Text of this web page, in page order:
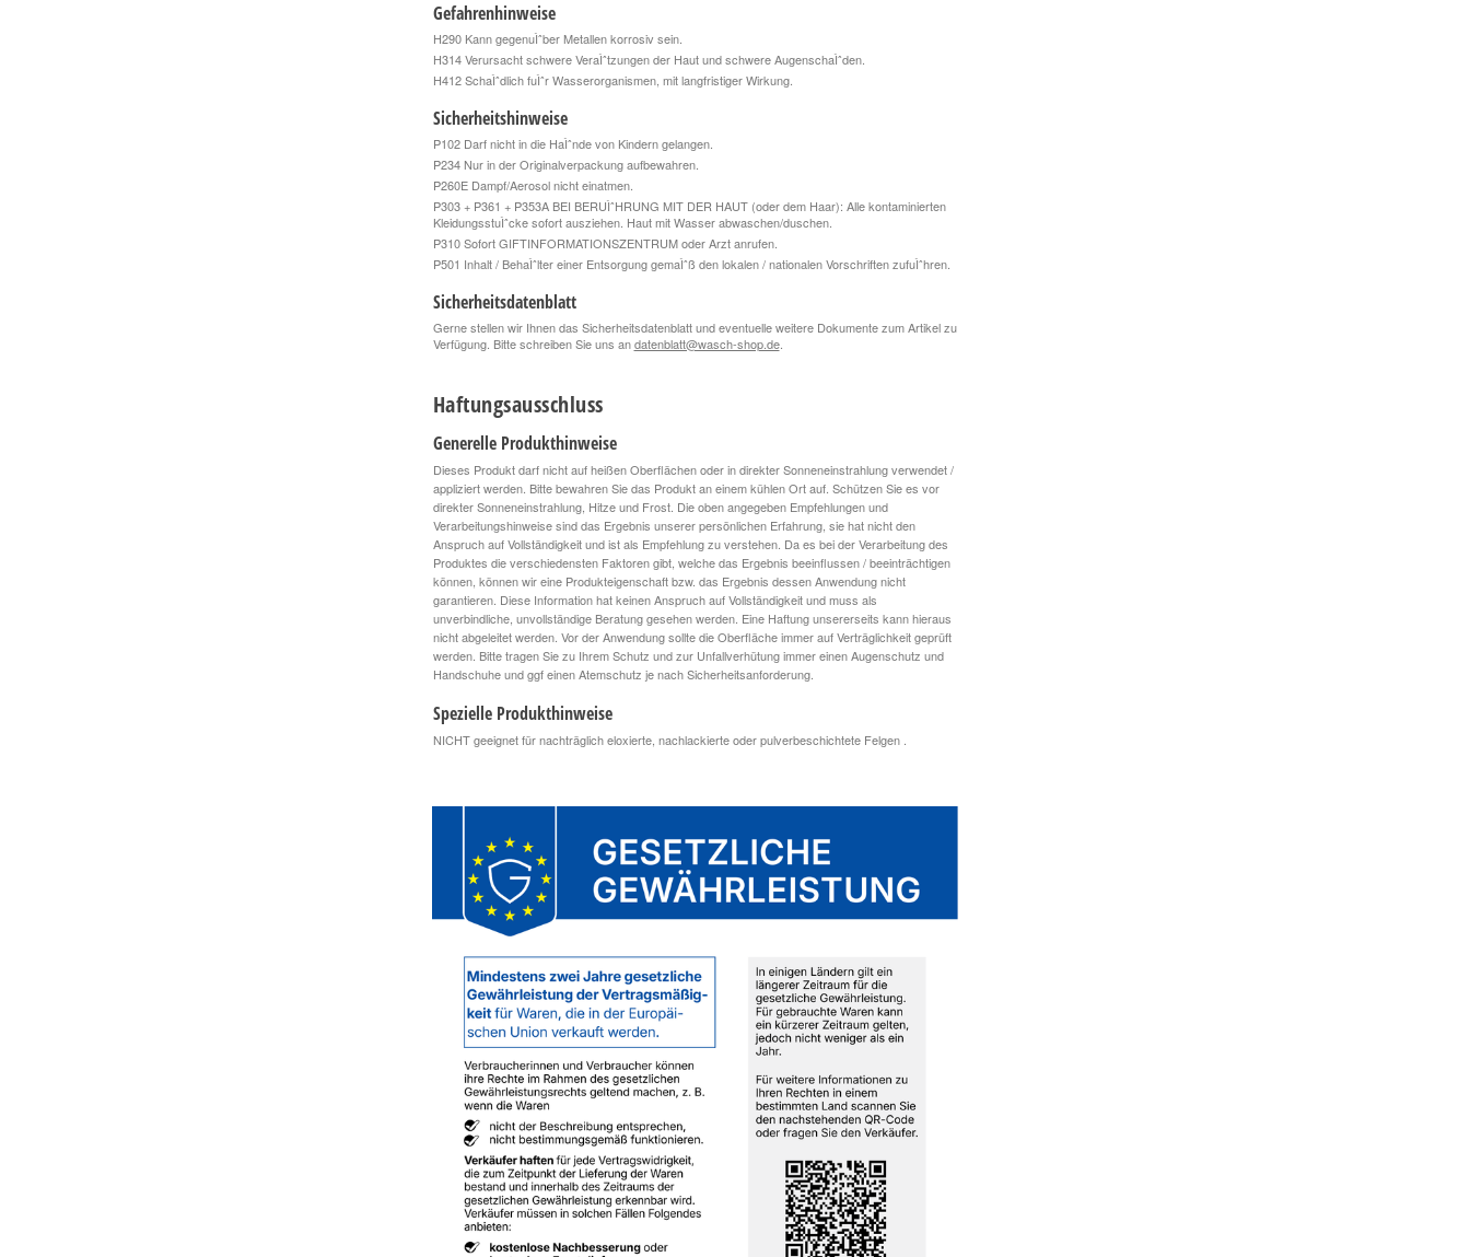
Gefahrenhinweise
H290 Kann gegenuÌˆber Metallen korrosiv sein.
H314 Verursacht schwere VeraÌˆtzungen der Haut und schwere AugenschaÌˆden.
H412 SchaÌˆdlich fuÌˆr Wasserorganismen, mit langfristiger Wirkung.
Sicherheitshinweise
P102 Darf nicht in die HaÌˆnde von Kindern gelangen.
P234 Nur in der Originalverpackung aufbewahren.
P260E Dampf/Aerosol nicht einatmen.
P303 + P361 + P353A BEI BERUÌˆHRUNG MIT DER HAUT (oder dem Haar): Alle kontaminierten
KleidungsstuÌˆcke sofort ausziehen. Haut mit Wasser abwaschen/duschen.
P310 Sofort GIFTINFORMATIONSZENTRUM oder Arzt anrufen.
P501 Inhalt / BehaÌˆlter einer Entsorgung gemaÌˆß den lokalen / nationalen Vorschriften zufuÌˆhren.
Sicherheitsdatenblatt
Gerne stellen wir Ihnen das Sicherheitsdatenblatt und eventuelle weitere Dokumente zum Artikel zu
Verfügung. Bitte schreiben Sie uns andatenblatt@wasch-shop.de.
Haftungsausschluss
Generelle Produkthinweise
Dieses Produkt darf nicht auf heißen Oberflächen oder in direkter Sonneneinstrahlung verwendet /
appliziert werden. Bitte bewahren Sie das Produkt an einem kühlen Ort auf. Schützen Sie es vor
direkter Sonneneinstrahlung, Hitze und Frost. Die oben angegeben Empfehlungen und
Verarbeitungshinweise sind das Ergebnis unserer persönlichen Erfahrung, sie hat nicht den
Anspruch auf Vollständigkeit und ist als Empfehlung zu verstehen. Da es bei der Verarbeitung des
Produktes die verschiedensten Faktoren gibt, welche das Ergebnis beeinflussen / beeinträchtigen
können, können wir eine Produkteigenschaft bzw. das Ergebnis dessen Anwendung nicht
garantieren. Diese Information hat keinen Anspruch auf Vollständigkeit und muss als
unverbindliche, unvollständige Beratung gesehen werden. Eine Haftung unsererseits kann hieraus
nicht abgeleitet werden. Vor der Anwendung sollte die Oberfläche immer auf Verträglichkeit geprüft
werden. Bitte tragen Sie zu Ihrem Schutz und zur Unfallverhütung immer einen Augenschutz und
Handschuhe und ggf einen Atemschutz je nach Sicherheitsanforderung.
Spezielle Produkthinweise
NICHT geeignet für nachträglich eloxierte, nachlackierte oder pulverbeschichtete Felgen .